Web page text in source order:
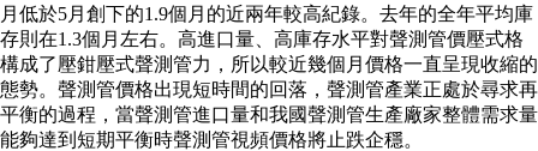
月低於5月創下的1.9個月的近兩年較高紀錄。去年的全年平均庫
存則在1.3個月左右。高進口量、高庫存水平對聲測管價壓式格
構成了壓鉗壓式聲測管力，所以較近幾個月價格一直呈現收縮的
態勢。聲測管價格出現短時間的回落，聲測管產業正處於尋求再
平衡的過程，當聲測管進口量和我國聲測管生產廠家整體需求量
能夠達到短期平衡時聲測管視頻價格將止跌企穩。